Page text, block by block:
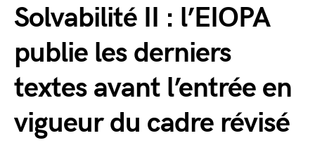
Solvabilité II : l’EIOPA
publie les derniers
textes avant l’entrée en
vigueur du cadre révisé